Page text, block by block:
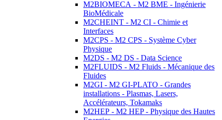
M2BIOMECA - M2 BME - Ingénierie
BioMédicale
M2CHEINT - M2 CI - Chimie et
Interfaces
M2CPS - M2 CPS - Système Cyber
Physique
M2DS - M2 DS - Data Science
M2FLUIDS - M2 Fluids - Mécanique des
Fluides
M2GI - M2 GI-PLATO - Grandes
installations - Plasmas, Lasers,
Accélérateurs, Tokamaks
M2HEP - M2 HEP - Physique des Hautes